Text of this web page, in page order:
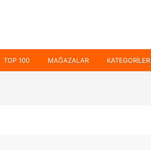
TOP 100 MAĞAZALAR KATEGORILER